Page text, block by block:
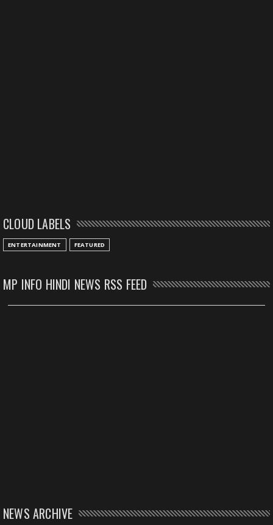
CLOUD LABELS
ENTERTAINMENT FEATURED
MP INFO HINDI NEWS RSS FEED
NEWS ARCHIVE